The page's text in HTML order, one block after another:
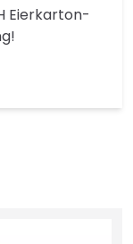
Eierkarton-